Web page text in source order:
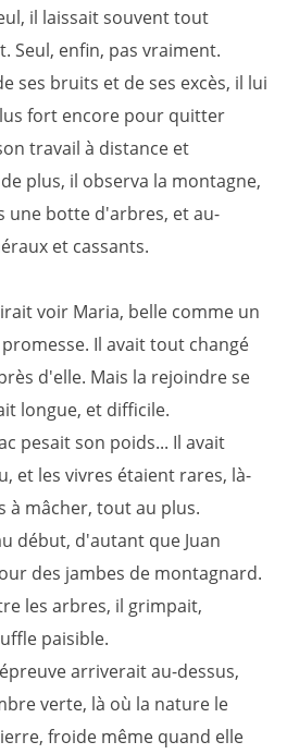
il laissait souvent tout
Seul, enfin, pas vraiment.
ses bruits et de ses excès, il lui
fort encore pour quitter
travail à distance et
plus, il observa la montagne,
une botte d'arbres, et au-
et cassants.
voir Maria, belle comme un
Il avait tout changé
d'elle. Mais la rejoindre se
longue, et difficile.
pesait son poids... Il avait
et les vivres étaient rares, là-
à mâcher, tout au plus.
début, d'autant que Juan
des jambes de montagnard.
les arbres, il grimpait,
paisible.
arriverait au-dessus,
verte, là où la nature le
froide même quand elle